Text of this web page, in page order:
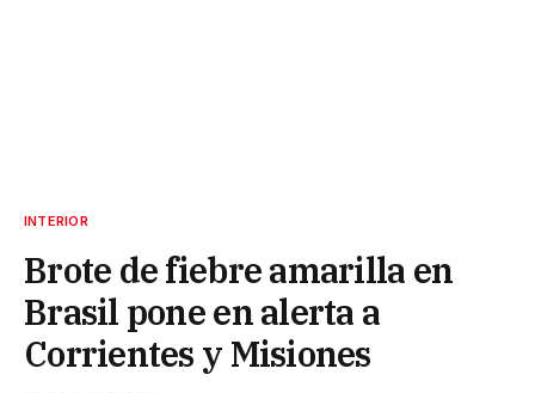
INTERIOR
Brote de fiebre amarilla en
Brasil pone en alerta a
Corrientes y Misiones